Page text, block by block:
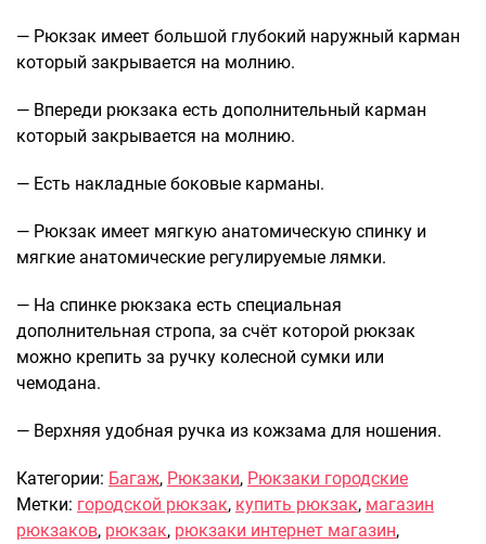
Сумки колесные
Сумки деловые
Сумки поясные
Сумки для ноутбуков
Сумки-тележки хозяйственные
Сумки-рюкзаки на колёсах
Рюкзаки
Рюкзаки городские
Ранцы школьные
Рюкзаки детские
Рюкзаки туристические
Рюкзаки для охоты-рыбалки
— Рюкзак имеет большой глубокий наружный карман
который закрывается на молнию.
— Впереди рюкзака есть дополнительный карман
который закрывается на молнию.
— Есть накладные боковые карманы.
— Рюкзак имеет мягкую анатомическую спинку и
мягкие анатомические регулируемые лямки.
— На спинке рюкзака есть специальная
дополнительная стропа, за счёт которой рюкзак
можно крепить за ручку колесной сумки или
чемодана.
— Верхняя удобная ручка из кожзама для ношения.
Категории: Багаж, Рюкзаки, Рюкзаки городские
Метки: городской рюкзак, купить рюкзак, магазин
рюкзаков, рюкзак, рюкзаки интернет магазин,